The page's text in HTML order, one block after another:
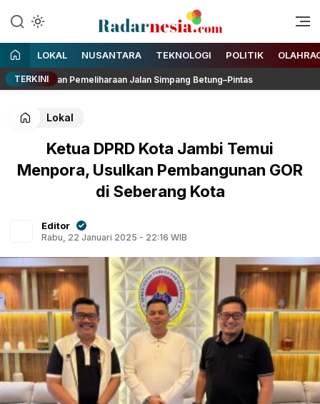
Radarnesia
Enak Dibaca
LOKAL NUSANTARA TEKNOLOGI POLITIK
TERKINI
dan Pemeliharaan Jalan Simpang Betung–Pintas
Lokal
Ketua DPRD Kota Jambi Temui
Menpora, Usulkan Pembangunan GOR
di Seberang Kota
Editor
Rabu, 22 Januari 2025 - 22:16 WIB